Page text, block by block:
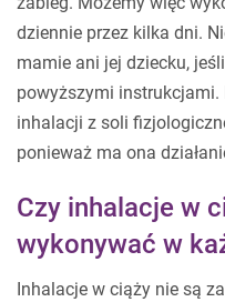
dziennie przez kilka dni.
mamie ani jej dziecku,
powyższymi
inhalacji z soli
ponieważ ma ona
Czy inhalacje w
wykonywać w
Inhalacje w ciąży nie są